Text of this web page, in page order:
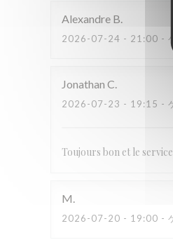
Alexandre B
2026-07-24 - 21:00 -
Jonathan C
2026-07-23 - 19:15 -
Toujours bon et le
M
2026-07-20 - 19:00 -